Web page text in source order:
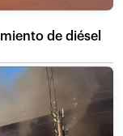
de diésel